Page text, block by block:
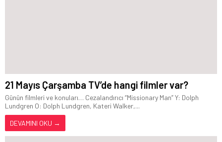
21 Mayıs Çarşamba TV’de hangi filmler var?
Günün filmleri ve konuları… Cezalandırıcı “Missionary Man” Y: Dolph
Lundgren O: Dolph Lundgren, Kateri Walker,...
DEVAMINI OKU →